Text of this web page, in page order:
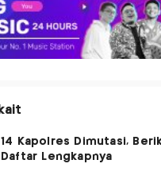
14 Kapolres Dimutasi,
Daftar Lengkapnya